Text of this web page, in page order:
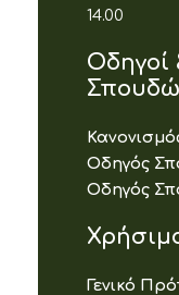
14.00
Οδηγοί
Οδηγός
Οδηγός
Γενικό